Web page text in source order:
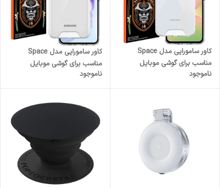
کاور سامورایی مدل Space
مناسب برای گوشی موبایل
A56 5G
ناموجود
کاور سامورایی مدل Space
مناسب برای گوشی موبایل
5G
ناموجود